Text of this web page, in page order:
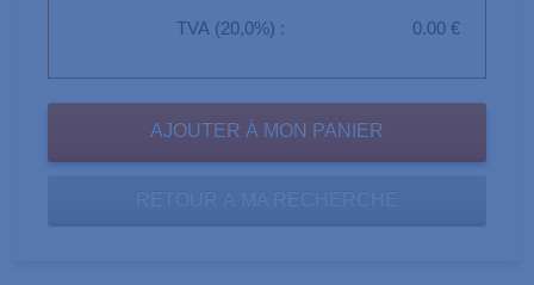
TVA (20,0%) :
0.00 €